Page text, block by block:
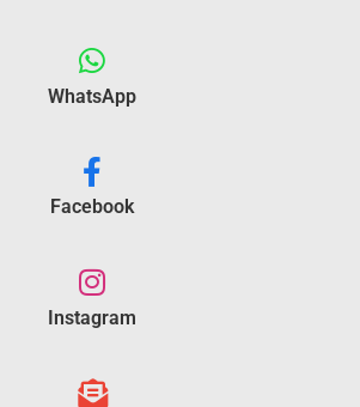
WhatsApp
Facebook
Instagram